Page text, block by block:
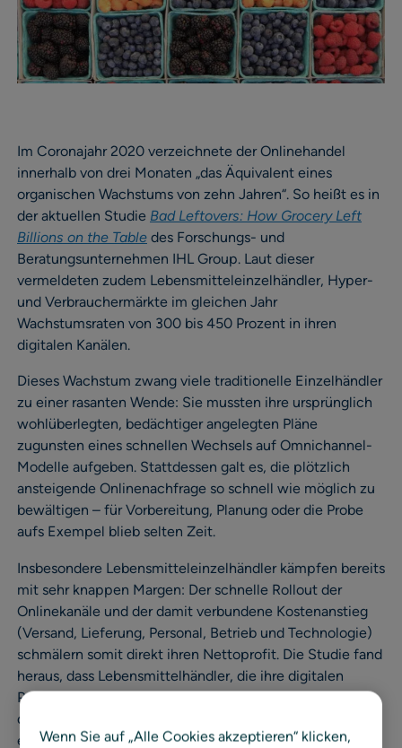
Im Coronajahr 2020 verzeichnete der Onlinehandel
innerhalb von drei Monaten „das Äquivalent eines
organischen Wachstums von zehn Jahren“. So heißt es in
der aktuellen Studie Bad Leftovers: How Grocery Left
Billions on the Table des Forschungs- und
Beratungsunternehmen IHL Group. Laut dieser
vermeldeten zudem Lebensmitteleinzelhändler, Hyper-
und Verbrauchermärkte im gleichen Jahr
Wachstumsraten von 300 bis 450 Prozent in ihren
digitalen Kanälen.
Dieses Wachstum zwang viele traditionelle Einzelhändler
zu einer rasanten Wende: Sie mussten ihre ursprünglich
wohlüberlegten, bedächtiger angelegten Pläne
zugunsten eines schnellen Wechsels auf Omnichannel-
Modelle aufgeben. Stattdessen galt es, die plötzlich
ansteigende Onlinenachfrage so schnell wie möglich zu
bewältigen – für Vorbereitung, Planung oder die Probe
aufs Exempel blieb selten Zeit.
Insbesondere Lebensmitteleinzelhändler kämpfen bereits
mit sehr knappen Margen: Der schnelle Rollout der
Onlinekanäle und der damit verbundene Kostenanstieg
(Versand, Lieferung, Personal, Betrieb und Technologie)
schmälern somit direkt ihren Nettoprofit. Die Studie fand
heraus, dass Lebensmittelhändler, die ihre digitalen
Prozesse nicht optimiert hatten, bei jeder Bestellung
durchschnittlich drei bis acht Prozentpunkte Marge
einbüßten.
Wenn Sie auf „Alle Cookies akzeptieren“ klicken,